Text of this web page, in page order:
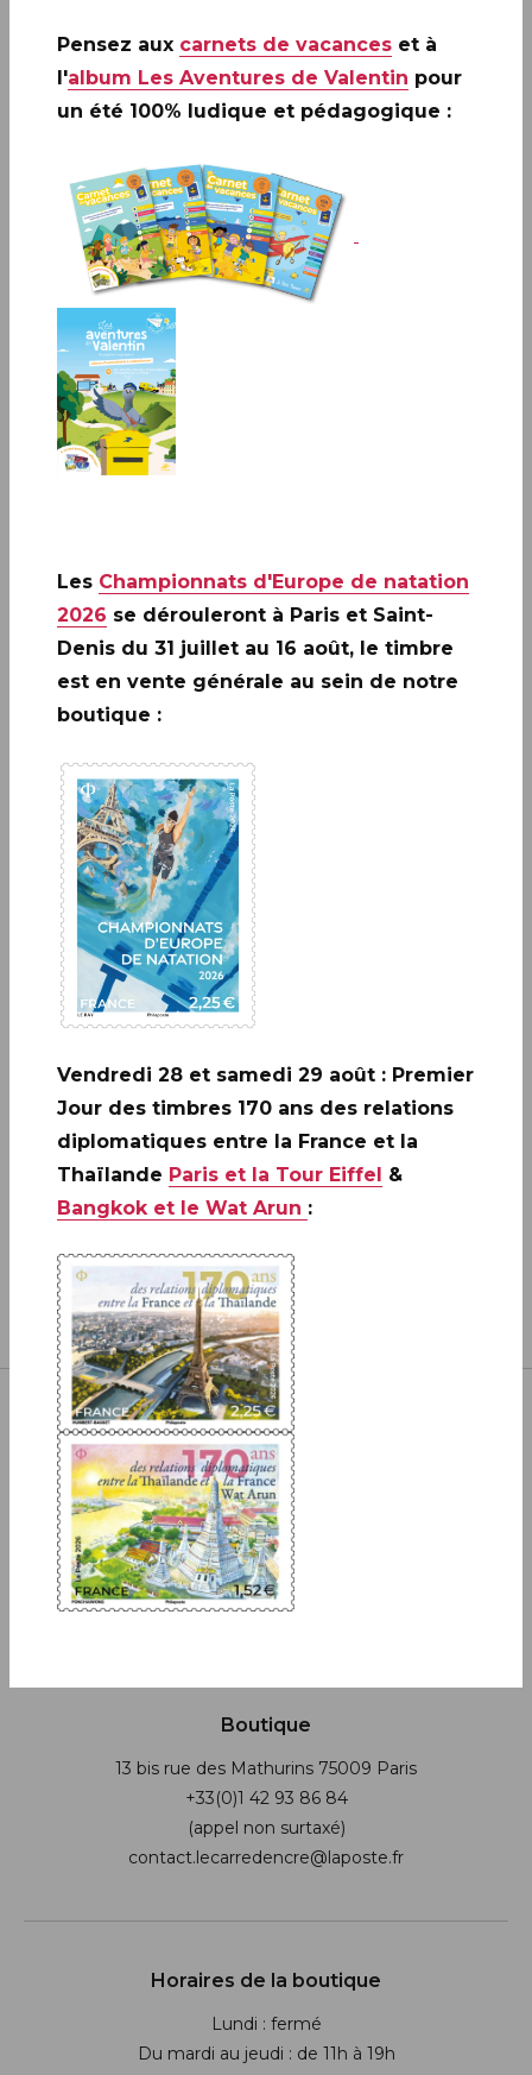
timbres français générés à l’aide de l’Intelligence
Artificielle.
Infos complémentaires : NOUVEAU : frais de
préparation offerte
Pour toute personne
propriétaire d’un #NFTimbre de la série 2 qui
souhaite acheter un #NFTimbre 2.2 ou 2.3, dès
deux timbres NFT achetés.
2024il sera vendu exclusivement via la plateforme de La
Postewww.NFTimbre.com
débuté le 27 mai 2024 avec un dévoilement à
VivaTech.
L’histoire en 3 actes s’achève en maintenant
un travail artistique mixant « l’humain » et
A ne pas rater: 20 ANS DE LA
CRÉATION DE PHILAPOSTE
EN SAVOIR PLUS
Inscrivez-vous à notre newsletter
JE M'ABONNE
Boutique
13 bis rue des Mathurins 75009 Paris
+33(0)1 42 93 86 84
(appel non surtaxé)
contact.lecarredencre@laposte.fr
Horaires de la boutique
Lundi : fermé
Du mardi au jeudi : de 11h à 19h
Pensez aux carnets de vacances et à
l'album Les Aventures de Valentin pour
un été 100% ludique et pédagogique :
Les Championnats d'Europe de natation
2026 se dérouleront à Paris et Saint-
Denis du 31 juillet au 16 août, le timbre
est en vente générale au sein de notre
boutique :
Vendredi 28 et samedi 29 août : Premier
Jour des timbres 170 ans des relations
diplomatiques entre la France et la
Thaïlande Paris et la Tour Eiffel &
Bangkok et le Wat Arun :